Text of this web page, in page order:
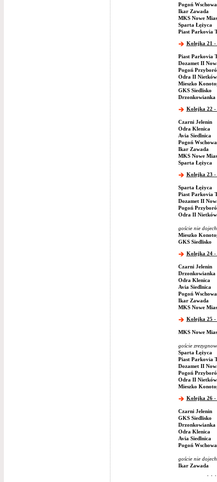
Pogoń Wschowa
Ikar Zawada
MKS Nowe
Sparta Łężyca
Piast Parkovia
Kolejka 21 -
Piast Parkovia
Dozamet II
Pogoń
Odra II Nietków
Mieszko
GKS Siedlisko
Drzonkowianka
Kolejka 22 -
Czarni Jelenin
Odra Klenica
Avia Siedlnica
Pogoń Wschowa
Ikar Zawada
MKS Nowe
Sparta Łężyca
Kolejka 23 -
Sparta Łężyca
Piast Parkovia
Dozamet II
Pogoń
Odra II Nietków
goście nie
Mieszko
GKS Siedlisko
Kolejka 24 -
Czarni Jelenin
Drzonkowianka
Odra Klenica
Avia Siedlnica
Pogoń Wschowa
Ikar Zawada
MKS Nowe
Kolejka 25 -
MKS Nowe
goście
Sparta Łężyca
Piast Parkovia
Dozamet II
Pogoń
Odra II Nietków
Mieszko
Kolejka 26 -
Czarni Jelenin
GKS Siedlisko
Drzonkowianka
Odra Klenica
Avia Siedlnica
Pogoń Wschowa
goście nie
Ikar Zawada